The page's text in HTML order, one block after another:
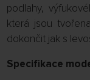
podlahy,
která jsou
dokončit jak s
Specifikace